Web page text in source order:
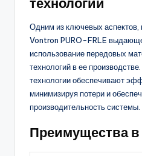
Одним из ключевых
Vontron PURO-FRLE
использование передовых
технологий в ее
технологии обеспечивают
минимизируя потери и
производительность системы.
Преимущества